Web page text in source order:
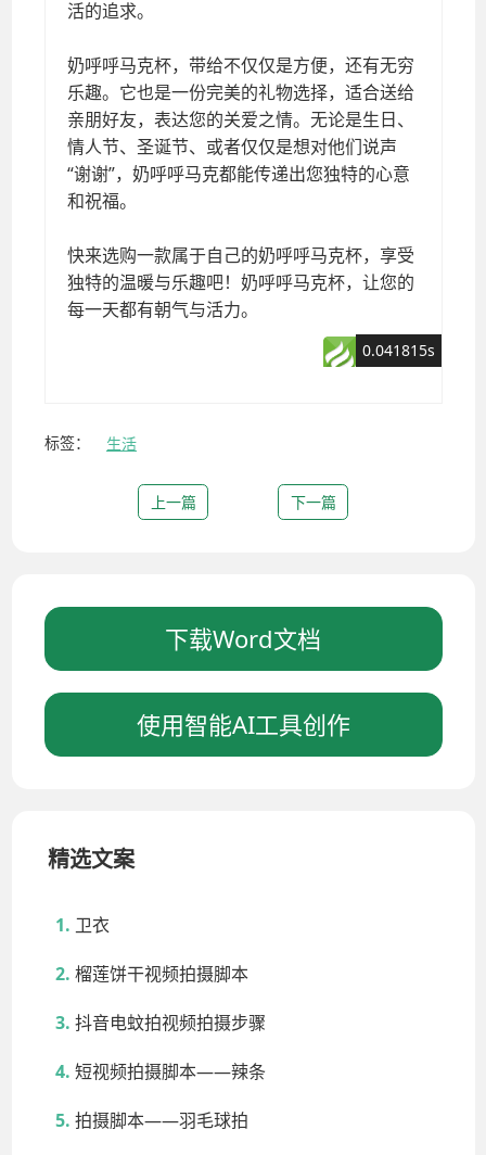
标签： 生活
上一篇 下一篇
下载Word文档
使用智能AI工具创作
精选文案
卫衣
榴莲饼干视频拍摄脚本
抖音电蚊拍视频拍摄步骤
短视频拍摄脚本——辣条
拍摄脚本——羽毛球拍